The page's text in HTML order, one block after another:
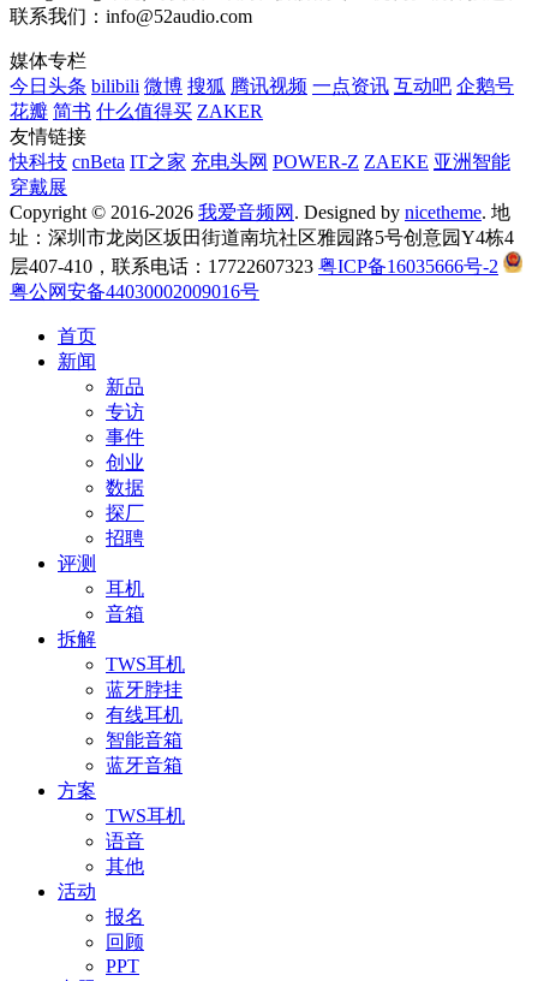
联系我们：info@52audio.com
媒体专栏
今日头条 bilibili 微博 搜狐 腾讯视频 一点资讯 互动吧 企鹅号
花瓣 简书 什么值得买 ZAKER
友情链接
快科技 cnBeta IT之家 充电头网 POWER-Z ZAEKE 亚洲智能
穿戴展
Copyright © 2016-2026 我爱音频网 . Designed by nicetheme. 地
址：深圳市龙岗区坂田街道南坑社区雅园路5号创意园Y4栋4
层407-410，联系电话：17722607323 粤ICP备16035666号-2
粤公网安备44030002009016号
首页
新闻
新品
专访
事件
创业
数据
探厂
招聘
评测
耳机
音箱
拆解
TWS耳机
蓝牙脖挂
有线耳机
智能音箱
蓝牙音箱
方案
TWS耳机
语音
其他
活动
报名
回顾
PPT